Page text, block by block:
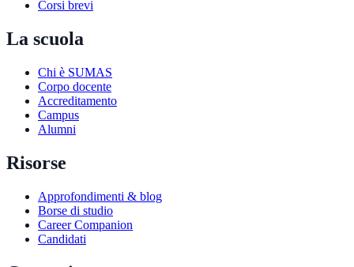
Corsi brevi
La scuola
Chi è SUMAS
Corpo docente
Accreditamento
Campus
Alumni
Risorse
Approfondimenti & blog
Borse di studio
Career Companion
Candidati